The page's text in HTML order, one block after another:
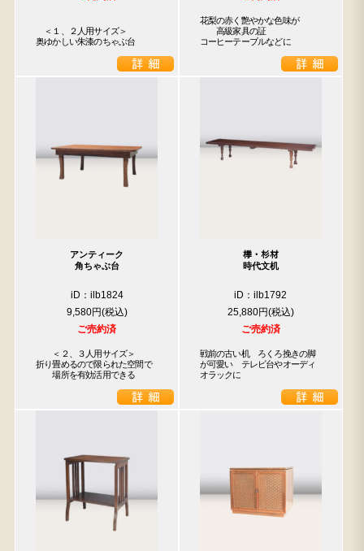
＜１、２人用サイズ＞
奥ゆかしい朱漆のちゃぶ台
花梨の赤く艶やかな色味が
高級家具の証
コーヒーテーブルなどに
アンティーク
角ちゃぶ台
iD：ilb1824
9,580円
ご売約済
＜２、３人用サイズ＞
折り畳めるので限られた空間で
場所を有効活用できる
﨔・杉材
時代文机
iD：ilb1792
25,880円
ご売約済
戦前の古い机　ろくろ挽きの脚
が可愛い　テレビ台やオーディ
オラックに